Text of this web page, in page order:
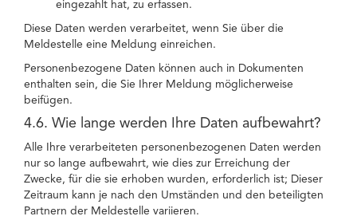
eingezahlt hat, zu erfassen.
Diese Daten werden verarbeitet, wenn Sie über die
Meldestelle eine Meldung einreichen.
Personenbezogene Daten können auch in Dokumenten
enthalten sein, die Sie Ihrer Meldung möglicherweise
beifügen.
4.6. Wie lange werden Ihre Daten aufbewahrt?
Alle Ihre verarbeiteten personenbezogenen Daten werden
nur so lange aufbewahrt, wie dies zur Erreichung der
Zwecke, für die sie erhoben wurden, erforderlich ist; Dieser
Zeitraum kann je nach den Umständen und den beteiligten
Partnern der Meldestelle variieren.